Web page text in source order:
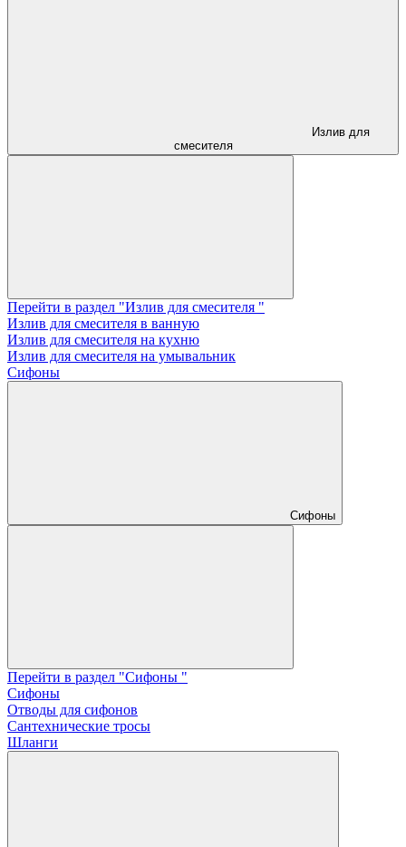
Излив для
смесителя
Перейти в раздел "Излив для смесителя "
Излив для смесителя в ванную
Излив для смесителя на кухню
Излив для смесителя на умывальник
Сифоны
Сифоны
Перейти в раздел "Сифоны "
Сифоны
Отводы для сифонов
Сантехнические тросы
Шланги